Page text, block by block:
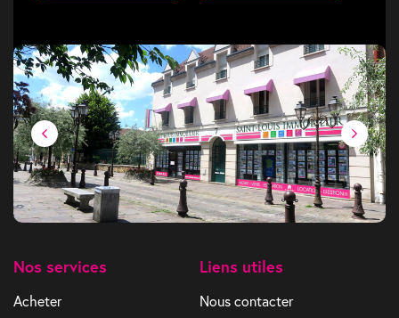
Nos services
Acheter
Liens utiles
Nous contacter